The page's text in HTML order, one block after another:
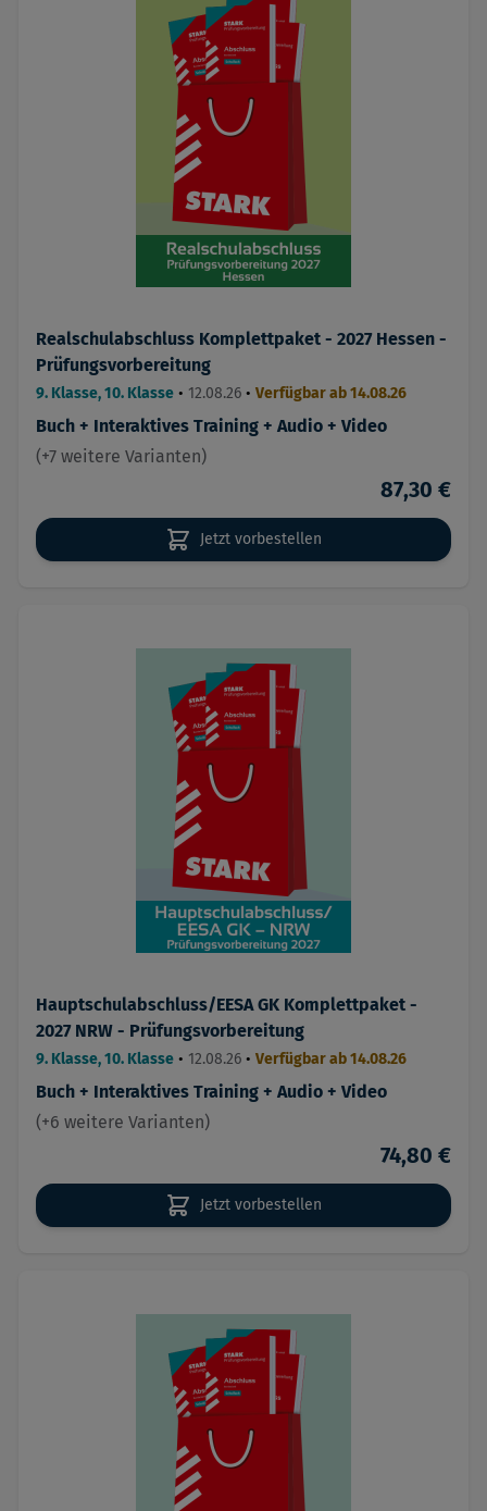
Realschulabschluss Komplettpaket - 2027 Hessen -
Prüfungsvorbereitung
9. Klasse, 10. Klasse • 12.08.26 • Verfügbar ab 14.08.26
Buch + Interaktives Training + Audio + Video
(+7 weitere Varianten)
87,30 €
Jetzt vorbestellen
Hauptschulabschluss/EESA GK Komplettpaket -
2027 NRW - Prüfungsvorbereitung
9. Klasse, 10. Klasse • 12.08.26 • Verfügbar ab 14.08.26
Buch + Interaktives Training + Audio + Video
(+6 weitere Varianten)
74,80 €
Jetzt vorbestellen